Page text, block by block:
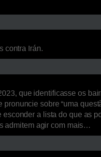
contra Irán.
que identificasse os
sobre “uma
a lista do que as
admitem agir com mais…